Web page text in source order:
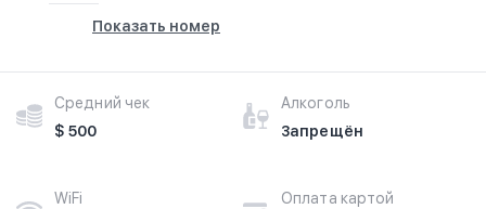
Показать номер
Средний чек
$ 500
Алкоголь
Запрещён
WiFi
Оплата картой